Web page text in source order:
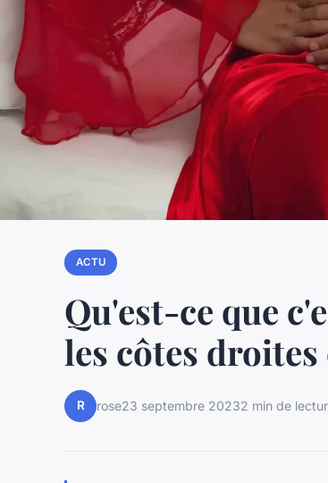
ACTU
Qu'est-ce que
les côtes
R rose23 septembre 20232 min de